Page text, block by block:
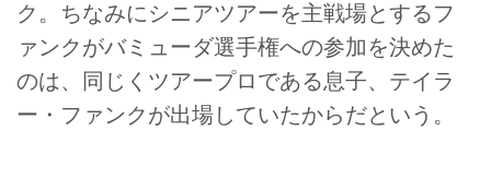
ク。ちなみにシニアツアーを主戦場とするフ
ァンクがバミューダ選手権への参加を決めた
のは、同じくツアープロである息子、テイラ
ー・ファンクが出場していたからだという。